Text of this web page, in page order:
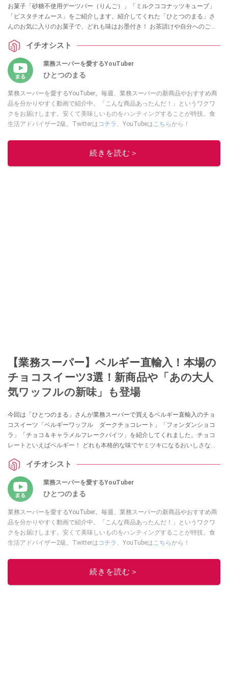
お菓子「砂糖不使用デーツバー（りんご）」「ミルクココナッツキューブ」
「ピスタチオムース」をご紹介します。紹介してくれた「ひとつのまる」さ
んのお気に入りのお菓子で、どれも味はお墨付き！ お茶請けや自分へのご褒
イチオシスト
業務スーパーを愛するYouTuber
ひとつのまる
業務スーパーを愛するYouTuber。毎週、業務スーパーの新商品やおすすめ商
品を分かりやすく動画で紹介中。「こんな商品あったんだ！」というワクワ
クをお届けします。安くて美味しいものをハンティングすることが特技。食
生活アドバイザー2級。Twitterは コチラ 、YouTubeは こちらから！
このイチオシストの他の記事を読む
続きを読む＞
【業務スーパー】ベルギー直輸入！本場の
チョコスイーツ3選！新商品や「あの大人
気ワッフルの新味」も登場
今回は「ひとつのまる」さんが業務スーパーで買えるベルギー直輸入のチョ
コスイーツ「ベルギーワッフル ダークチョコレート」「フォンダンショコ
ラ」「チョコ＆キャラメルフレークバイツ」を紹介してくれました。チョコ
レートといえばベルギー！ どれも本格的な味でヤミツキになるおいしさなの
アップしていますので、ぜひ参考にしてみてくださいね。
イチオシスト
業務スーパーを愛するYouTuber
ひとつのまる
業務スーパーを愛するYouTuber。毎週、業務スーパーの新商品やおすすめ商
品を分かりやすく動画で紹介中。「こんな商品あったんだ！」というワクワ
クをお届けします。安くて美味しいものをハンティングすることが特技。食
生活アドバイザー2級。Twitterは コチラ 、YouTubeは こちらから！
このイチオシストの他の記事を読む
続きを読む＞